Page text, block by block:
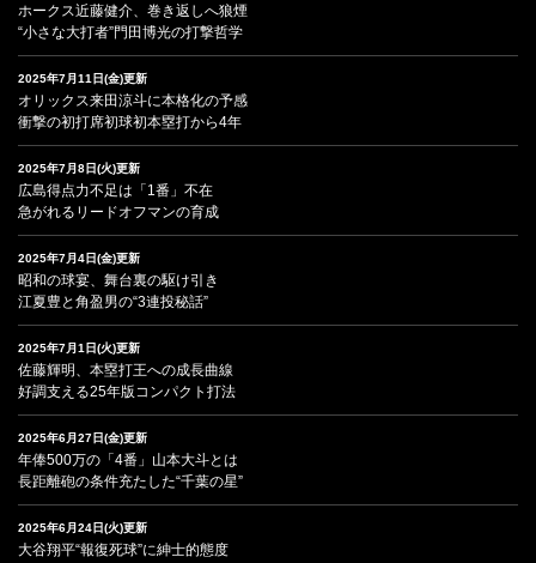
ホークス近藤健介、巻き返しへ狼煙
“小さな大打者”門田博光の打撃哲学
2025年7月11日(金)更新
オリックス来田涼斗に本格化の予感
衝撃の初打席初球初本塁打から4年
2025年7月8日(火)更新
広島得点力不足は「1番」不在
急がれるリードオフマンの育成
2025年7月4日(金)更新
昭和の球宴、舞台裏の駆け引き
江夏豊と角盈男の“3連投秘話”
2025年7月1日(火)更新
佐藤輝明、本塁打王への成長曲線
好調支える25年版コンパクト打法
2025年6月27日(金)更新
年俸500万の「4番」山本大斗とは
長距離砲の条件充たした“千葉の星”
2025年6月24日(火)更新
大谷翔平“報復死球”に紳士的態度